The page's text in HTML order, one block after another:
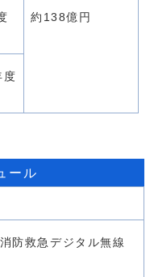
約138億円
度
ール
防救急デジタル無線